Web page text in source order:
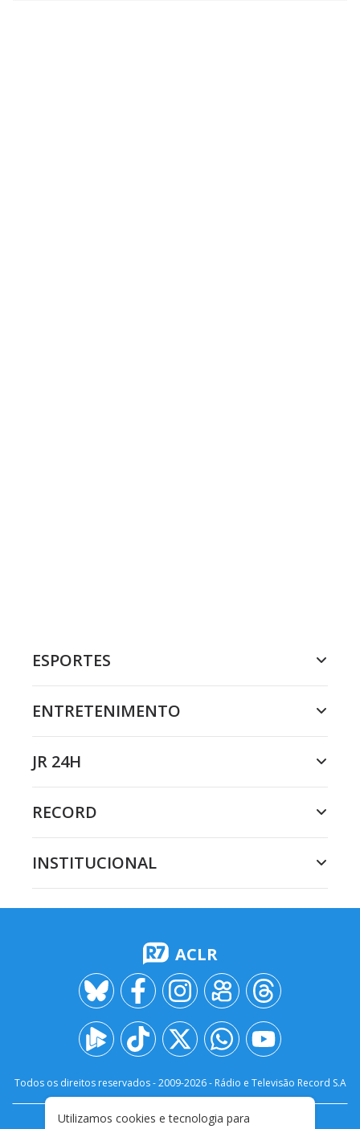
ESPORTES
ENTRETENIMENTO
JR 24H
RECORD
INSTITUCIONAL
ACLR
Todos os direitos reservados - 2009-2026- Rádio e Televisão Record S.A
Utilizamos cookies e tecnologia para